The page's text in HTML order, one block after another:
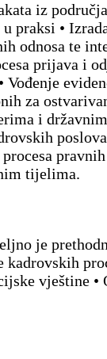
iz
praksi •
odnosa te
prijava i
Vođenje
za
i državnim
tijelima.
je
vještine •